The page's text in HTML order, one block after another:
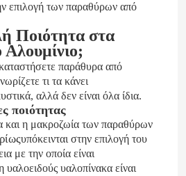
επιλογή των παραθύρων από
Ποιότητα στα
παράθυρα από
τι τα κάνει
αλλά δεν είναι όλα ίδια.
ποιότητας
και η μακροζωία των παραθύρων
υπόκεινται στην επιλογή του
με την οποία είναι
υαλοπίνακα είναι